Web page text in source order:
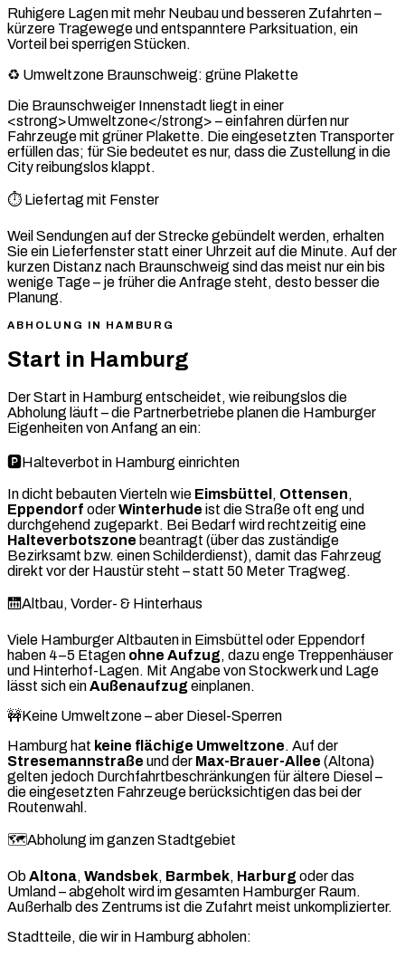
Ruhigere Lagen mit mehr Neubau und besseren Zufahrten –
kürzere Tragewege und entspanntere Parksituation, ein
Vorteil bei sperrigen Stücken.
♻️ Umweltzone Braunschweig: grüne Plakette
Die Braunschweiger Innenstadt liegt in einer
<strong>Umweltzone</strong> – einfahren dürfen nur
Fahrzeuge mit grüner Plakette. Die eingesetzten Transporter
erfüllen das; für Sie bedeutet es nur, dass die Zustellung in die
City reibungslos klappt.
⏱️ Liefertag mit Fenster
Weil Sendungen auf der Strecke gebündelt werden, erhalten
Sie ein Lieferfenster statt einer Uhrzeit auf die Minute. Auf der
kurzen Distanz nach Braunschweig sind das meist nur ein bis
wenige Tage – je früher die Anfrage steht, desto besser die
Planung.
ABHOLUNG IN HAMBURG
Start in Hamburg
Der Start in Hamburg entscheidet, wie reibungslos die
Abholung läuft – die Partnerbetriebe planen die Hamburger
Eigenheiten von Anfang an ein:
🅿️Halteverbot in Hamburg einrichten
In dicht bebauten Vierteln wie Eimsbüttel , Ottensen,
Eppendorf oderWinterhude ist die Straße oft eng und
durchgehend zugeparkt. Bei Bedarf wird rechtzeitig eine
Halteverbotszone beantragt (über das zuständige
Bezirksamt bzw. einen Schilderdienst), damit das Fahrzeug
direkt vor der Haustür steht – statt 50 Meter Tragweg.
🛗Altbau, Vorder- & Hinterhaus
Viele Hamburger Altbauten in Eimsbüttel oder Eppendorf
haben 4–5 Etagen ohne Aufzug, dazu enge Treppenhäuser
und Hinterhof-Lagen. Mit Angabe von Stockwerk und Lage
lässt sich einAußenaufzugeinplanen.
🚧Keine Umweltzone – aber Diesel-Sperren
Hamburg hat keine flächige Umweltzone. Auf der
Stresemannstraße und der Max-Brauer-Allee (Altona)
gelten jedoch Durchfahrtbeschränkungen für ältere Diesel –
die eingesetzten Fahrzeuge berücksichtigen das bei der
Routenwahl.
🗺️Abholung im ganzen Stadtgebiet
ObAltona, Wandsbek, Barmbek, Harburgoder das
Umland – abgeholt wird im gesamten Hamburger Raum.
Außerhalb des Zentrums ist die Zufahrt meist unkomplizierter.
Stadtteile, die wir in Hamburg abholen: